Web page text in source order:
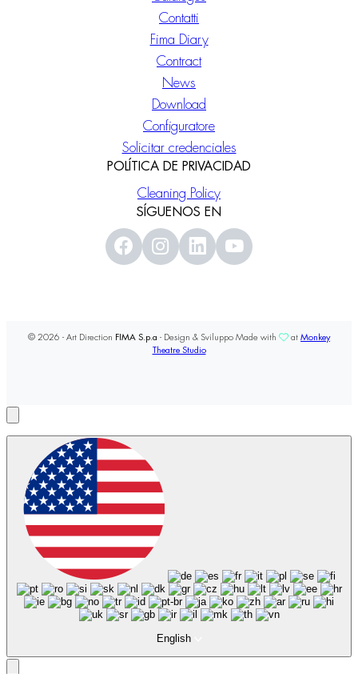
Contatti
Fima Diary
Contract
News
Download
Configuratore
Solicitar credenciales
POLÍTICA DE PRIVACIDAD
Cleaning Policy
SÍGUENOS EN
© 2026 - Art Direction FIMA S.p.a - Design & Sviluppo Made with at Monkey
Theatre Studio
English